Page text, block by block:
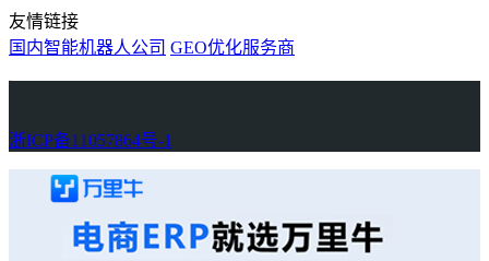
友情链接
国内智能机器人公司 GEO优化服务商
浙ICP备11057864号-1